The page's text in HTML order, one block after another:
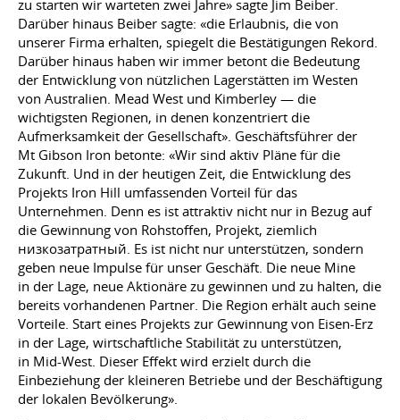
zu starten wir warteten zwei Jahre» sagte Jim Beiber.
Darüber hinaus Beiber sagte: «die Erlaubnis, die von
unserer Firma erhalten, spiegelt die Bestätigungen Rekord.
Darüber hinaus haben wir immer betont die Bedeutung
der Entwicklung von nützlichen Lagerstätten im Westen
von Australien. Mead West und Kimberley — die
wichtigsten Regionen, in denen konzentriert die
Aufmerksamkeit der Gesellschaft». Geschäftsführer der
Mt Gibson Iron betonte: «Wir sind aktiv Pläne für die
Zukunft. Und in der heutigen Zeit, die Entwicklung des
Projekts Iron Hill umfassenden Vorteil für das
Unternehmen. Denn es ist attraktiv nicht nur in Bezug auf
die Gewinnung von Rohstoffen, Projekt, ziemlich
низкозатратный. Es ist nicht nur unterstützen, sondern
geben neue Impulse für unser Geschäft. Die neue Mine
in der Lage, neue Aktionäre zu gewinnen und zu halten, die
bereits vorhandenen Partner. Die Region erhält auch seine
Vorteile. Start eines Projekts zur Gewinnung von Eisen-Erz
in der Lage, wirtschaftliche Stabilität zu unterstützen,
in Mid-West. Dieser Effekt wird erzielt durch die
Einbeziehung der kleineren Betriebe und der Beschäftigung
der lokalen Bevölkerung».